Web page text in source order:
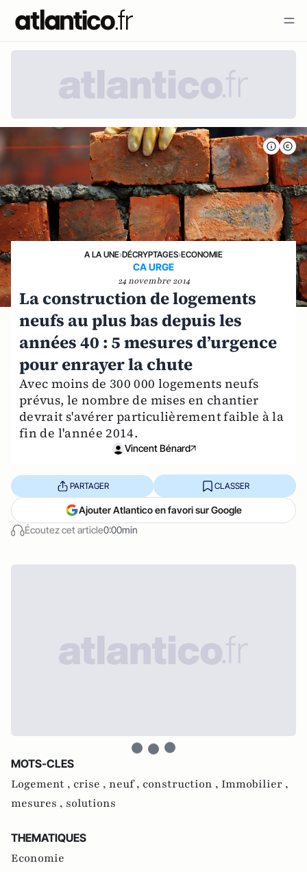
A LA UNE›DÉCRYPTAGES›ECONOMIE
CA URGE
24 novembre 2014
La construction de logements
neufs au plus bas depuis les
années 40 : 5 mesures d’urgence
pour enrayer la chute
Avec moins de 300 000 logements neufs
prévus, le nombre de mises en chantier
devrait s'avérer particulièrement faible à la
fin de l'année 2014.
Vincent Bénard
Écoutez cet article0:00min
PARTAGER CLASSER
Ajouter Atlantico en favori sur Google
MOTS-CLES
Logement , crise , neuf , construction , Immobilier ,
mesures , solutions
THEMATIQUES
Economie